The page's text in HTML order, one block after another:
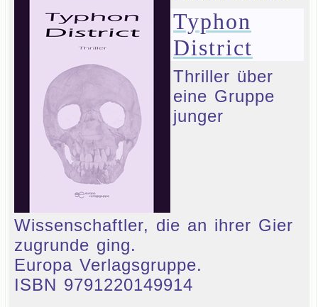
Typhon
District
Thriller über
eine Gruppe
junger
Wissenschaftler, die an ihrer Gier
zugrunde ging.
Europa Verlagsgruppe.
ISBN 9791220149914